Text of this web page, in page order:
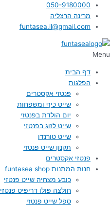
050-9180000
מרינה הרצליה
funtasea.il@gmail.com
Menu
דף הבית
הפלגות
פנטזי אקסטרים
שייט כיף ומשפחות
יום הולדת בפנטזי
שייט לזוג בפנטזי
שייט טורנדו
תקנון שייט פנטזי
פנטזי אקסטרים
חנות המתנות funtasea shop
כובע מצחיה שייט פנטזי
חולצה פולו דריפיט פנטזי
ספל שייט פנטזי